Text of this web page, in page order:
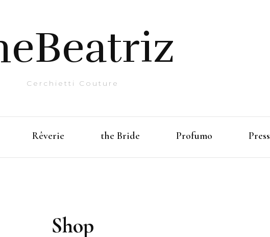
Cerchietti Couture
Rêverie the Bride Profumo Press
Shop